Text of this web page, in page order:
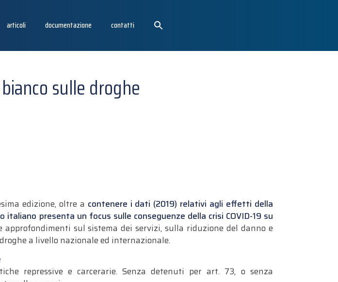
articoli documentazione contatti
sulle droghe
edizione, oltre a contenere i dati (2019) relativi agli effetti della
presenta un focus sulle conseguenze della crisi COVID-19 su
approfondimenti sul sistema dei servizi, sulla riduzione del danno e
a livello nazionale ed internazionale.
repressive e carcerarie. Senza detenuti per art. 73, o senza